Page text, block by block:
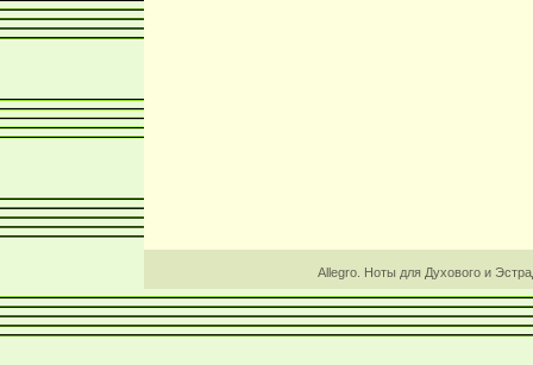
Allegro. Ноты для Духового и